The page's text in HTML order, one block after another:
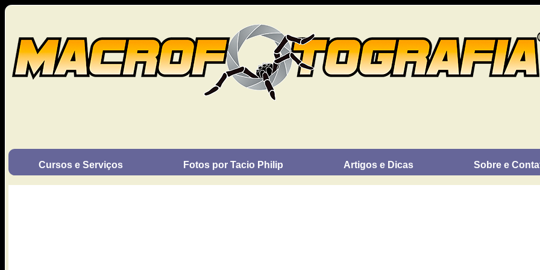
Cursos e Serviços Fotos por Tacio Philip Artigos e Dicas Sobre e